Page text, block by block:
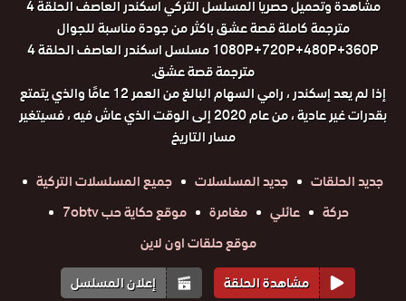
مشاهدة وتحميل حصريا المسلسل التركي اسكندر العاصف الحلقة 4
مترجمة كاملة قصة عشق باكثر من جودة مناسبة للجوال
1080P+720P+480P+360P مسلسل اسكندر العاصف الحلقة 4
مترجمة قصة عشق.
إذا لم يعد إسكندر ، رامي السهام البالغ من العمر 12 عامًا والذي يتمتع
بقدرات غير عادية ، من عام 2020 إلى الوقت الذي عاش فيه ، فسيتغير
مسار التاريخ
جديد الحلقات
جديد المسلسلات
جميع المسلسلات التركية
حركة
عائلي مغامرة
موقع حكاية حب 7obtv
موقع حلقات اون لاين
مشاهدة الحلقة
إعلان المسلسل